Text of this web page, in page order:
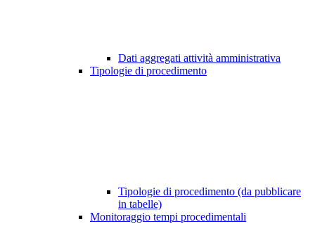
Dati aggregati attività amministrativa
Tipologie di procedimento
Tipologie di procedimento (da pubblicare
in tabelle)
Monitoraggio tempi procedimentali